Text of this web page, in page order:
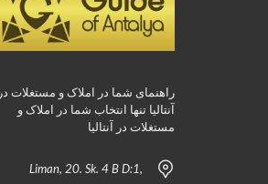
راهنمای شما در املاک و مستغلات در
آنتالیا تنها انتخاب شما در املاک و
مستغلات در آنتالیا
Liman, 20. Sk. 4 B D:1,